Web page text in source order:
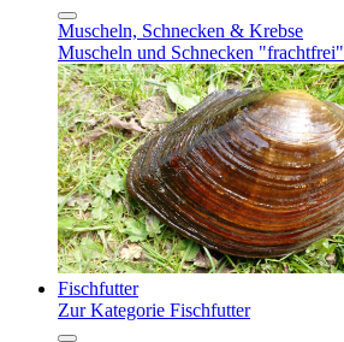
Muscheln, Schnecken & Krebse
Muscheln und Schnecken "frachtfrei"
Fischfutter
Zur Kategorie Fischfutter